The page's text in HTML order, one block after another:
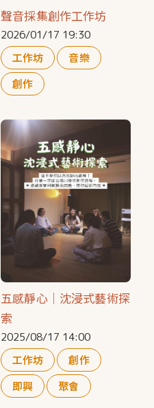
聲音採集創作工作坊
2026/01/17 19:30
工作坊
音樂
創作
五感靜心｜沈浸式藝術探
索
2025/08/17 14:00
工作坊
創作
即興
聚會